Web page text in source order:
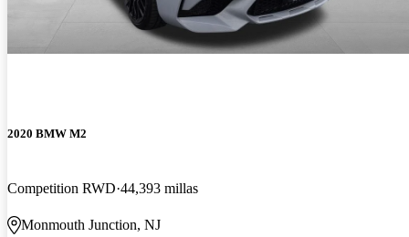
2020 BMW M2
Competition RWD 44,393 millas
Monmouth Junction, NJ